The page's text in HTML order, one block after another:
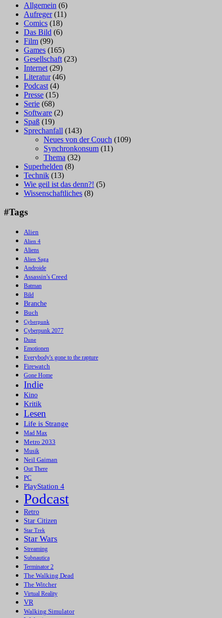
Allgemein (6)
Aufreger(11)
Comics (18)
Das Bild (6)
Film (99)
Games (165)
Gesellschaft (23)
Internet (29)
Literatur(46)
Podcast (4)
Presse (15)
Serie (68)
Software (2)
Spaß (19)
Sprechanfall (143)
Neues von der Couch (109)
Synchronkonsum (11)
Thema (32)
Superhelden (8)
Technik (13)
Wie geil ist das denn?! (5)
Wissenschaftliches (8)
#Tags
Alien
Alien 4
Aliens
Alien Saga
Androide
Assassin's Creed
Batman
Bild
Branche
Buch
Cyberpunk
Cyberpunk 2077
Dune
Emotionen
Everybody's gone to the rapture
Firewatch
Gone Home
Indie
Kino
Kritik
Lesen
Life is Strange
Mad Max
Metro 2033
Musik
Neil Gaiman
Out There
PC
PlayStation 4
Podcast
Retro
Star Citizen
Star Trek
Star Wars
Streaming
Subnautica
Terminator 2
The Walking Dead
The Witcher
Virtual Reality
VR
Walking Simulator